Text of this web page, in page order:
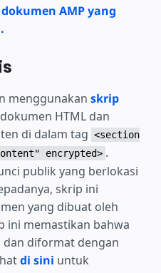
AMP yang
menggunakan skrip
HTML dan
di dalam tag <section
encrypted> .
publik yang berlokasi
skrip ini
yang dibuat oleh
ini memastikan bahwa
diformat dengan
di sini untuk